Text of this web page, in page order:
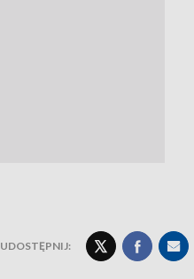
UDOSTĘPNIJ: